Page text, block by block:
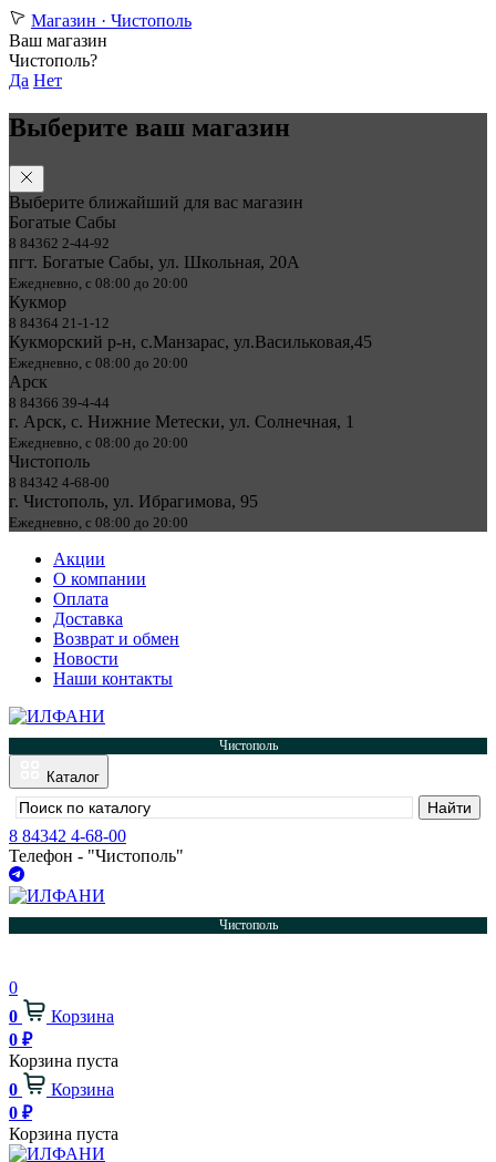
Магазин · Чистополь
Ваш магазин
Чистополь?
Да Нет
Выберите ваш магазин
Выберите ближайший для вас магазин
Богатые Сабы
8 84362 2-44-92
пгт. Богатые Сабы, ул. Школьная, 20А
Ежедневно, с 08:00 до 20:00
Кукмор
8 84364 21-1-12
Кукморский р-н, с.Манзарас, ул.Васильковая,45
Ежедневно, с 08:00 до 20:00
Арск
8 84366 39-4-44
г. Арск, с. Нижние Метески, ул. Солнечная, 1
Ежедневно, с 08:00 до 20:00
Чистополь
8 84342 4-68-00
г. Чистополь, ул. Ибрагимова, 95
Ежедневно, с 08:00 до 20:00
Акции
О компании
Оплата
Доставка
Возврат и обмен
Новости
Наши контакты
Чистополь
Каталог
8 84342 4-68-00
Телефон - "Чистополь"
Чистополь
0
0
Корзина
0 ₽
Корзина пуста
0
Корзина
0 ₽
Корзина пуста